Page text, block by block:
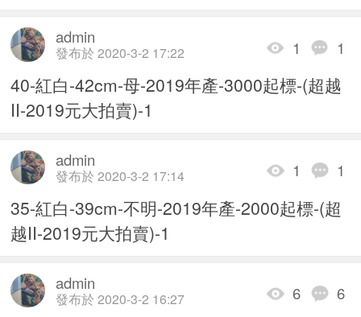
1 1
admin
發布於 2020-3-2 17:22
40-紅白-42cm-母-2019年產-3000起標-(超越
II-2019元大拍賣)-1
1 1
admin
發布於 2020-3-2 17:14
35-紅白-39cm-不明-2019年產-2000起標-(超
越II-2019元大拍賣)-1
6 6
admin
發布於 2020-3-2 16:27